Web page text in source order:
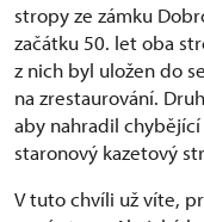
stropy ze zámku
začátku 50. let oba
z nich byl uložen do
na zrestaurování.
aby nahradil
staronový kazetový
V tuto chvíli už víte,